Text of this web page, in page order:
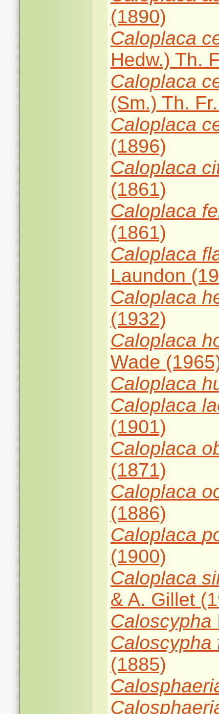
(1890)
Caloplaca
Hedw.) Th.
Caloplaca
(Sm.) Th.
Caloplaca
(1896)
Caloplaca
(1861)
Caloplaca
(1861)
Caloplaca
Laundon
Caloplaca
(1932)
Caloplaca
Wade
Caloplaca
Caloplaca
(1901)
Caloplaca
(1871)
Caloplaca
(1886)
Caloplaca
(1900)
Caloplaca
& A. Gillet
Caloscypha
Caloscypha
(1885)